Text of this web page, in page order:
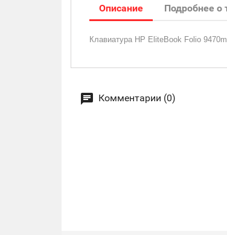
Описание Подробнее о
Клавиатура HP EliteBook Folio
Комментарии (0)